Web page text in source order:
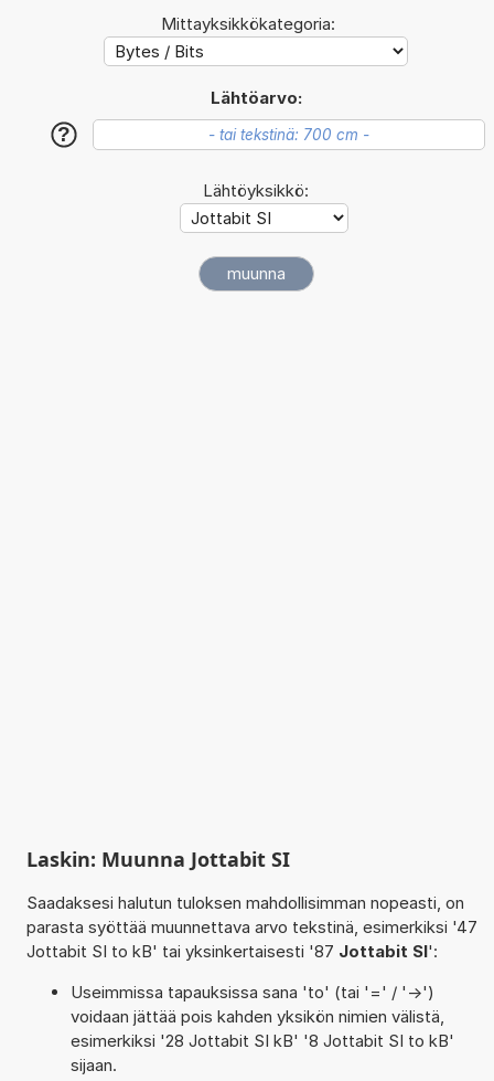
Mittayksikkökategoria:
Lähtöarvo:
?
Lähtöyksikkö:
Laskin: Muunna Jottabit SI
Saadaksesi halutun tuloksen mahdollisimman nopeasti, on
parasta syöttää muunnettava arvo tekstinä, esimerkiksi '47
Jottabit SI to kB' tai yksinkertaisesti '87 Jottabit SI':
Useimmissa tapauksissa sana 'to' (tai '=' / '->')
voidaan jättää pois kahden yksikön nimien välistä,
esimerkiksi '28 Jottabit SI kB' '8 Jottabit SI to kB'
sijaan.